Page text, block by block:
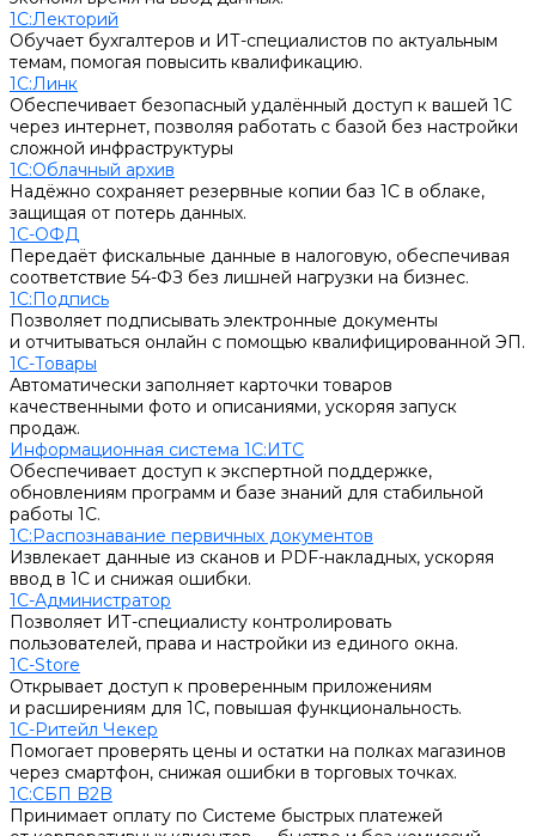
1С:Лекторий
Обучает бухгалтеров и ИТ-специалистов по актуальным
темам, помогая повысить квалификацию.
1С:Линк
Обеспечивает безопасный удалённый доступ к вашей 1С
через интернет, позволяя работать с базой без настройки
сложной инфраструктуры
1С:Облачный архив
Надёжно сохраняет резервные копии баз 1С в облаке,
защищая от потерь данных.
1С-ОФД
Передаёт фискальные данные в налоговую, обеспечивая
соответствие 54-ФЗ без лишней нагрузки на бизнес.
1С:Подпись
Позволяет подписывать электронные документы
и отчитываться онлайн с помощью квалифицированной ЭП.
1С-Товары
Автоматически заполняет карточки товаров
качественными фото и описаниями, ускоряя запуск
продаж.
Информационная система 1С:ИТС
Обеспечивает доступ к экспертной поддержке,
обновлениям программ и базе знаний для стабильной
работы 1С.
1С:Распознавание первичных документов
Извлекает данные из сканов и PDF-накладных, ускоряя
ввод в 1С и снижая ошибки.
1С-Администратор
Позволяет ИТ-специалисту контролировать
пользователей, права и настройки из единого окна.
1С-Store
Открывает доступ к проверенным приложениям
и расширениям для 1С, повышая функциональность.
1С-Ритейл Чекер
Помогает проверять цены и остатки на полках магазинов
через смартфон, снижая ошибки в торговых точках.
1С:СБП B2B
Принимает оплату по Системе быстрых платежей